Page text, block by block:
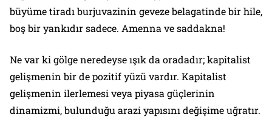
büyüme tiradı burjuvazinin geveze belagatinde bir hile,
boş bir yankıdır sadece. Amenna ve saddakna!
Ne var ki gölge neredeyse ışık da oradadır; kapitalist
gelişmenin bir de pozitif yüzü vardır. Kapitalist
gelişmenin ilerlemesi veya piyasa güçlerinin
dinamizmi, bulunduğu arazi yapısını değişime uğratır.